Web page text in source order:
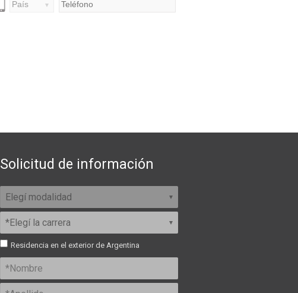
Solicitud de información
Residencia en el exterior de Argentina